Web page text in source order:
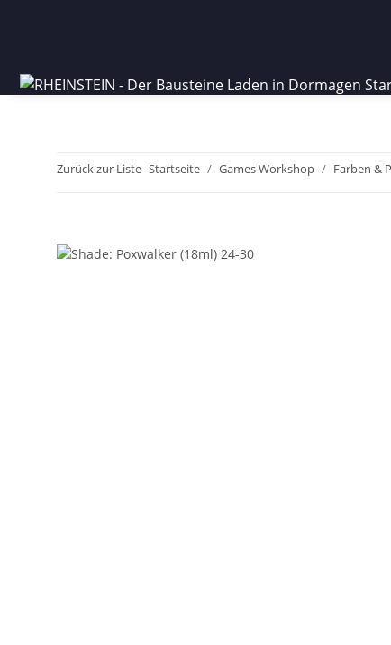
Zurück zur Liste Startseite Games Workshop Farben &